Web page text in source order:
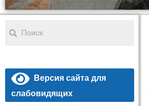
Версия сайта для
слабовидящих